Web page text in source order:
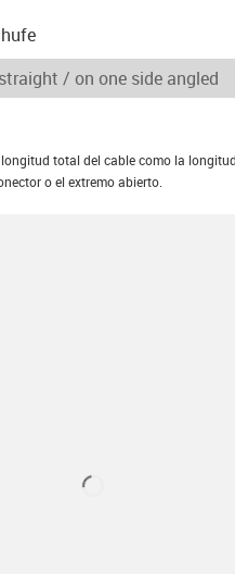
total del cable como la
o el extremo abierto.